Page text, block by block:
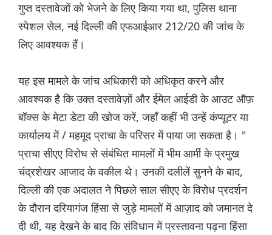
गुप्त दस्तावेजों को भेजने के लिए किया गया था, पुलिस थाना
स्पेशल सेल, नई दिल्ली की एफआईआर 212/20 की जांच के
लिए आवश्यक हैं।
यह इस मामले के जांच अधिकारी को अधिकृत करने और
आवश्यक है कि उक्त दस्तावेज़ों और ईमेल आईडी के आउट ऑफ़
बॉक्स के मेटा डेटा की खोज करें, जहाँ कहीं भी उन्हें कंप्यूटर या
कार्यालय में / महमूद प्राचा के परिसर में पाया जा सकता है। "
प्राचा सीएए विरोध से संबंधित मामलों में भीम आर्मी के प्रमुख
चंद्रशेखर आजाद के वकील थे। उनकी दलीलें सुनने के बाद,
दिल्ली की एक अदालत ने पिछले साल सीएए के विरोध प्रदर्शन
के दौरान दरियागंज हिंसा से जुड़े मामलों में आज़ाद को जमानत दे
दी थी, यह देखने के बाद कि संविधान में प्रस्तावना पढ़ना हिंसा